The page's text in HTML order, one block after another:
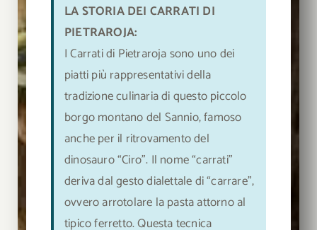
LA STORIA DEI CARRATI DI
PIETRAROJA:
I Carrati di Pietraroja sono uno dei
piatti più rappresentativi della
tradizione culinaria di questo piccolo
borgo montano del Sannio, famoso
anche per il ritrovamento del
dinosauro “Ciro”. Il nome “carrati”
deriva dal gesto dialettale di “carrare”,
ovvero arrotolare la pasta attorno al
tipico ferretto. Questa tecnica